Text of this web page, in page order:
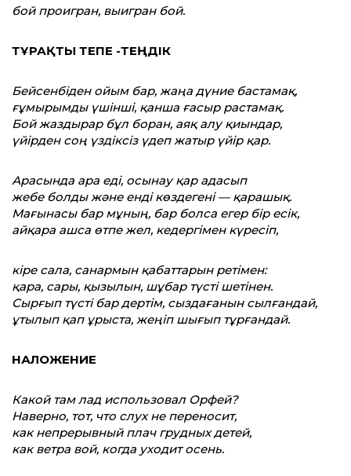
бой проигран, выигран бой.
ТҰРАҚТЫ ТЕПЕ -ТЕҢДІК
Бейсенбіден ойым бар, жаңа дүние бастамақ,
ғұмырымды үшінші, қанша ғасыр растамақ.
Бой жаздырар бұл боран, аяқ алу қиындар,
үйірден соң үздіксіз үдеп жатыр үйір қар.
Арасында ара еді, осынау қар адасып
жебе болды және енді көздегені — қарашық.
Мағынасы бар мұның, бар болса егер бір есік,
айқара ашса өтпе жел, кедергімен күресіп,
кіре сала, санармын қабаттарын ретімен:
қара, сары, қызылын, шұбар түсті шетінен.
Сырғып түсті бар дертім, сыздағанын сылғандай,
ұтылып қап ұрыста, жеңіп шығып тұрғандай.
НАЛОЖЕНИЕ
Какой там лад использовал Орфей?
Наверно, тот, что слух не переносит,
как непрерывный плач грудных детей,
как ветра вой, когда уходит осень.